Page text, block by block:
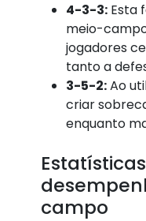
4-3-3: Esta
meio-
jogadores
tanto a
3-5-2:Ao
criar
enquanto
campo